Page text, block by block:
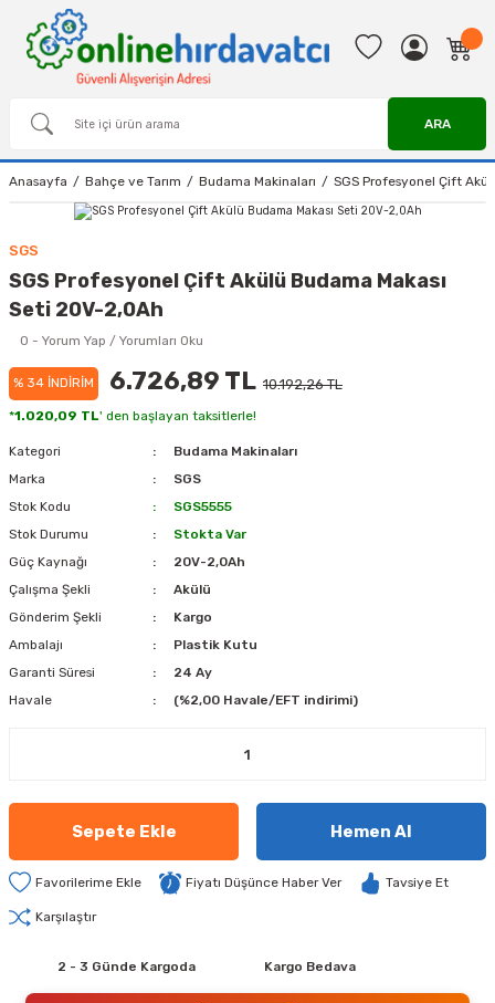
ARA
Anasayfa Bahçe ve Tarım Budama Makinaları SGS Profesyonel Çift
SGS
SGS Profesyonel Çift Akülü Budama Makası
Seti 20V-2,0Ah
0 - Yorum Yap / Yorumları Oku
% 34 İNDİRİM 6.726,89 TL 10.192,26 TL
*1.020,09 TL' den başlayan taksitlerle!
Kategori
Budama Makinaları
Marka
SGS
Stok Kodu
SGS5555
Stok Durumu
Stokta Var
Güç Kaynağı
20V-2,0Ah
Çalışma Şekli
Akülü
Gönderim Şekli
Kargo
Ambalajı
Plastik Kutu
Garanti Süresi
24 Ay
Havale
(%2,00 Havale/EFT indirimi)
Sepete Ekle Hemen Al
Fiyatı Düşünce Haber Ver Tavsiye Et
Karşılaştır
2 - 3 Günde Kargoda Kargo Bedava